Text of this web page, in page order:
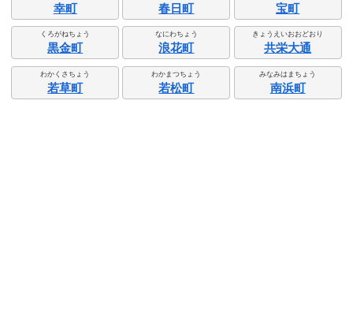
幸町 春日町 宝町
くろがねちょう
黒金町
なにわちょう
浪花町
きょうえいおおどおり
共栄大通
わかくさちょう
若草町
わかまつちょう
若松町
みなみはまちょう
南浜町